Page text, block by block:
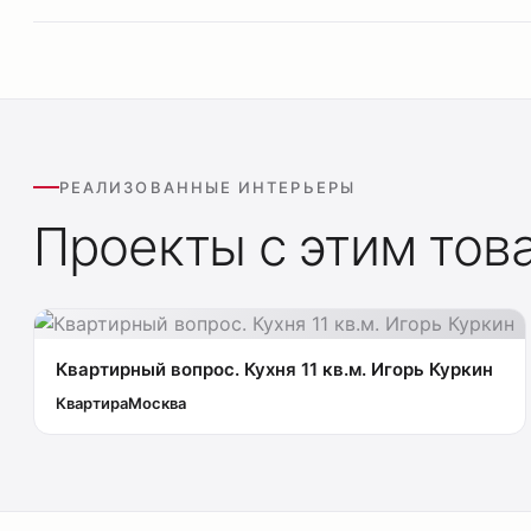
РЕАЛИЗОВАННЫЕ ИНТЕРЬЕРЫ
Проекты с этим
Квартирный вопрос. Кухня 11 кв.м. Игорь Куркин
КвартираМосква